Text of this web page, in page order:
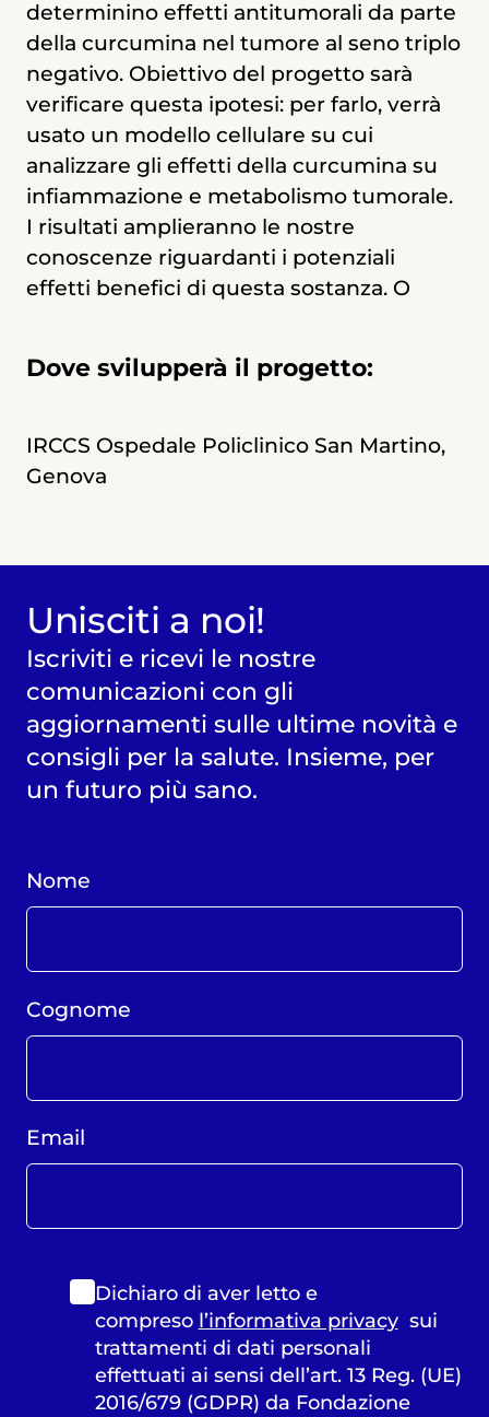
determinino effetti antitumorali da parte
della curcumina nel tumore al seno triplo
negativo. Obiettivo del progetto sarà
verificare questa ipotesi: per farlo, verrà
usato un modello cellulare su cui
analizzare gli effetti della curcumina su
infiammazione e metabolismo tumorale.
I risultati amplieranno le nostre
conoscenze riguardanti i potenziali
effetti benefici di questa sostanza. O
Dove svilupperà il progetto:
IRCCS Ospedale Policlinico San Martino,
Genova
verificare queste ipotesi, studiando in
dettaglio i meccanismi molecolari in
linee cellulari (in vitro) di tumore al seno
triplo negativo.
Dove svilupperà il progetto
IRCCS Ospedale Policlinico San Martino,
Genova
Unisciti a noi!
Iscriviti e ricevi le nostre
comunicazioni con gli
aggiornamenti sulle ultime novità e
consigli per la salute. Insieme, per
un futuro più sano.
Nome
Cognome
Email
Dichiaro di aver letto e
compreso l’informativa privacysui
trattamenti di dati personali
effettuati ai sensi dell’art. 13 Reg. (UE)
2016/679 (GDPR) da Fondazione